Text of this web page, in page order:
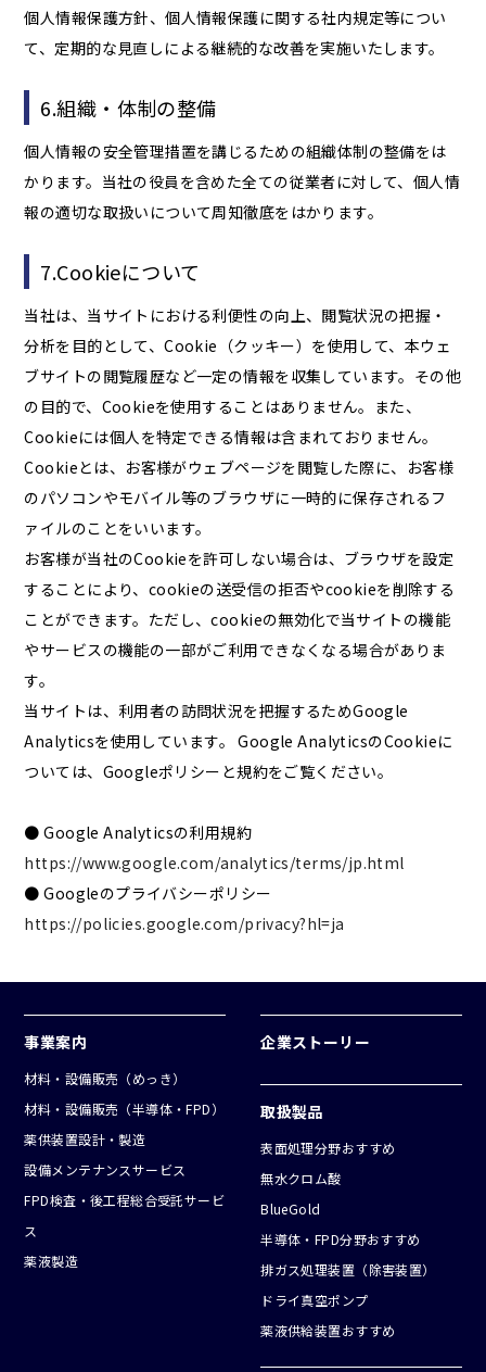
個人情報保護方針、個人情報保護に関する社内規定等につい
て、定期的な見直しによる継続的な改善を実施いたします。
6.組織・体制の整備
個人情報の安全管理措置を講じるための組織体制の整備をは
かります。当社の役員を含めた全ての従業者に対して、個人情
報の適切な取扱いについて周知徹底をはかります。
7.Cookieについて
当社は、当サイトにおける利便性の向上、閲覧状況の把握・
分析を目的として、Cookie（クッキー）を使用して、本ウェ
ブサイトの閲覧履歴など一定の情報を収集しています。その他
の目的で、Cookieを使用することはありません。また、
Cookieには個人を特定できる情報は含まれておりません。
Cookieとは、お客様がウェブページを閲覧した際に、お客様
のパソコンやモバイル等のブラウザに一時的に保存されるフ
ァイルのことをいいます。
お客様が当社のCookieを許可しない場合は、ブラウザを設定
することにより、cookieの送受信の拒否やcookieを削除する
ことができます。ただし、cookieの無効化で当サイトの機能
やサービスの機能の一部がご利用できなくなる場合がありま
す。
当サイトは、利用者の訪問状況を把握するためGoogle
Analyticsを使用しています。 Google AnalyticsのCookieに
ついては、Googleポリシーと規約をご覧ください。
● Google Analyticsの利用規約
https://www.google.com/analytics/terms/jp.html
● Googleのプライバシーポリシー
https://policies.google.com/privacy?hl=ja
事業案内
材料・設備販売（めっき）
材料・設備販売（半導体・FPD）
薬供装置設計・製造
設備メンテナンスサービス
FPD検査・後工程総合受託サービ
ス
薬液製造
企業ストーリー
取扱製品
表面処理分野おすすめ
無水クロム酸
BlueGold
半導体・FPD分野おすすめ
排ガス処理装置（除害装置）
ドライ真空ポンプ
薬液供給装置おすすめ